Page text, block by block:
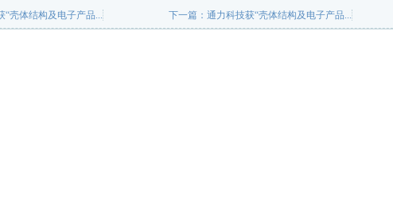
“壳体结构及电子产品... 下一篇： 通力科技获“壳体结构及电子产品...